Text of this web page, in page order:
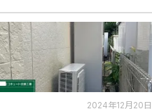
2024年12月20日